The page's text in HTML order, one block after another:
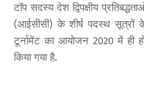
टॉप सदस्य देश द्विपक्षीय
(आईसीसी) के शीर्ष पदस्थ
टूर्नामेंट का आयोजन 2020 में ही
किया गया है.